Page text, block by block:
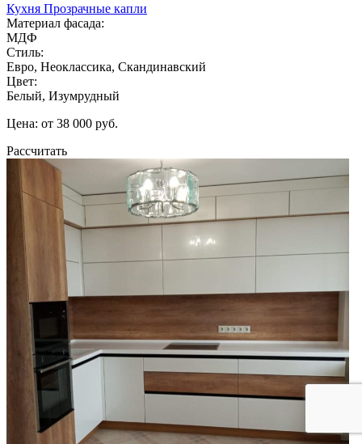
Кухня Прозрачные капли
Материал фасада:
МДФ
Стиль:
Евро, Неоклассика, Скандинавский
Цвет:
Белый, Изумрудный
Цена: от 38 000 руб.
Рассчитать